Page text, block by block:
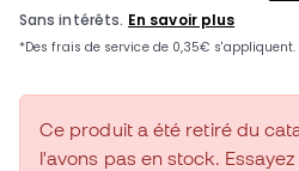
Ce produit a été retiré du
l'avons pas en stock.